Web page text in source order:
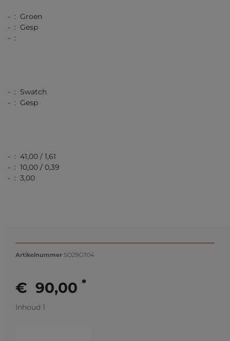
- : Groen
- : Gesp
- :
- : Swatch
- : Gesp
- : 41,00 / 1,61
- : 10,00 / 0,39
- : 3,00
Artikelnummer SO29G704
€ 90,00 *
Inhoud 1